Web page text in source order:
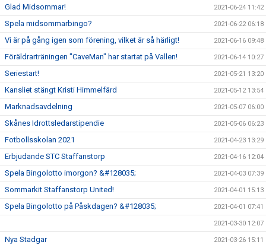
Glad Midsommar! 2021-06-24 11:42
Spela midsommarbingo? 2021-06-22 06:18
Vi är på gång igen som förening, vilket är så härligt! 2021-06-16 09:48
Föräldrarträningen "CaveMan" har startat på Vallen! 2021-06-14 10:27
Seriestart! 2021-05-21 13:20
Kansliet stängt Kristi Himmelfärd 2021-05-12 13:54
Marknadsavdelning 2021-05-07 06:00
Skånes Idrottsledarstipendie 2021-05-06 06:23
Fotbollsskolan 2021 2021-04-23 13:29
Erbjudande STC Staffanstorp 2021-04-16 12:04
Spela Bingolotto imorgon? &#128035; 2021-04-03 07:39
Sommarkit Staffanstorp United! 2021-04-01 15:13
Spela Bingolotto på Påskdagen? &#128035; 2021-04-01 07:41
2021-03-30 12:07
Nya Stadgar 2021-03-26 15:11